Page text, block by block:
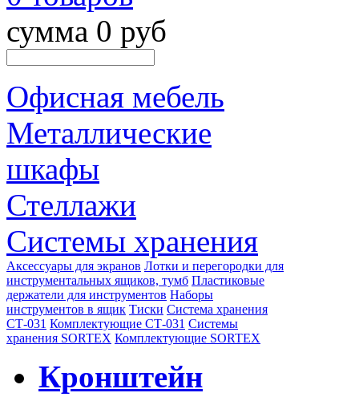
сумма 0 руб
Офисная мебель
Металлические
шкафы
Стеллажи
Системы хранения
Аксессуары для экранов Лотки и перегородки для
инструментальных ящиков, тумб Пластиковые
держатели для инструментов Наборы
инструментов в ящик Тиски Система хранения
СТ-031 Комплектующие СТ-031 Системы
хранения SORTEX Комплектующие SORTEX
Кронштейн